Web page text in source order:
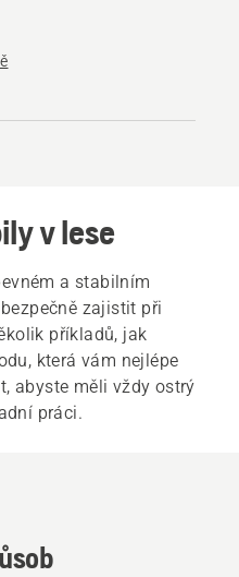
v lese
a stabilním
zajistit při
příkladů, jak
která vám nejlépe
abyste měli vždy ostrý
práci.